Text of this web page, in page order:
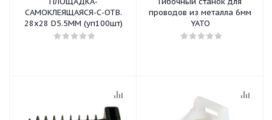
САМОКЛЕЯЩАЯСЯ-С-ОТВ.
28x28 D5.5MM (уп100шт)
проводов из металла 6мм
YATO